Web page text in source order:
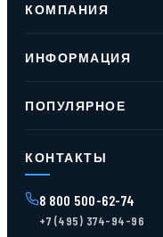
КОМПАНИЯ
Реквизиты
Контакты
ИНФОРМАЦИЯ
Доставка и оплата
ПОПУЛЯРНОЕ
Контейнеры для отходов
Поддоны
Ящики пластиковые
Тара пласт. и металл.
КОНТАКТЫ
8 800 500-62-74
+7 (495) 374-94-96